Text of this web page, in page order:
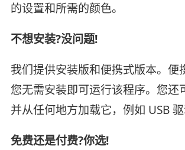
的设置和所需的颜色。
不想安装?没问题!
我们提供安装版和便携式版本。便
您无需安装即可运行该程序。您还
并从任何地方加载它，例如 USB 驱
免费还是付费?你选!